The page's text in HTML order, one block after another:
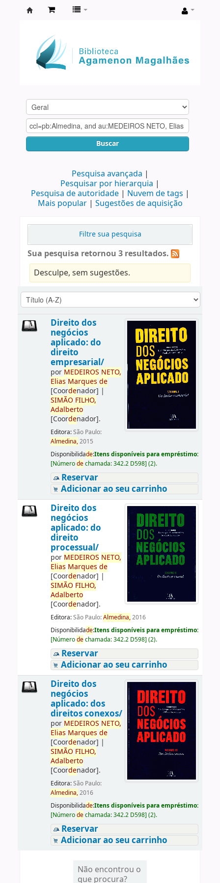
Agamenon
Magalhães
Buscar
Pesquisa avançada
Pesquisar por hierarquia
Pesquisa de autoridade
Nuvem de tags
Mais popular
Sugestões de aquisição
Filtre sua pesquisa
Sua pesquisa retornou 3 resultados.
Desculpe, sem sugestões.
Direito dos
negócios
aplicado: do
direito
empresarial/
por MEDEIROS NETO,
Elias Marques de
[Coordenador] |
SIMÃO FILHO,
Adalberto
[Coordenador].
Editora:São Paulo:
Almedina,2015
Disponibilidade:Itens disponíveis para empréstimo:
[Númerodechamada:342.2 D598] (2).
Reservar
Adicionar ao seu carrinho
Direito dos
negócios
aplicado: do
direito
processual/
por MEDEIROS NETO,
Elias Marques de
[Coordenador] |
SIMÃO FILHO,
Adalberto
[Coordenador].
Editora:São Paulo:Almedina,2016
Disponibilidade:Itens disponíveis para empréstimo:
[Númerodechamada:342.2 D598] (2).
Reservar
Adicionar ao seu carrinho
Direito dos
negócios
aplicado: dos
direitos conexos/
por MEDEIROS NETO,
Elias Marques de
[Coordenador] |
SIMÃO FILHO,
Adalberto
[Coordenador].
Editora:São Paulo:
Almedina,2016
Disponibilidade:Itens disponíveis para empréstimo:
[Númerodechamada:342.2 D598] (2).
Reservar
Adicionar ao seu carrinho
Não encontrou o
que procura?